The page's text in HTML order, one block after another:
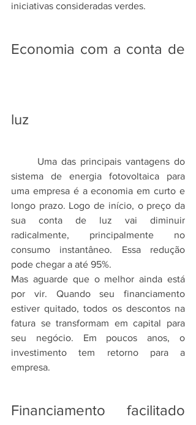
iniciativas consideradas verdes.
Economia com a conta de
luz
sistema de energia fotovoltaica para
uma empresa é a economia em curto e
longo prazo. Logo de início, o preço da
sua conta de luz vai diminuir
radicalmente, principalmente no
consumo instantâneo. Essa redução
pode chegar a até 95%.
Mas aguarde que o melhor ainda está
por vir. Quando seu financiamento
estiver quitado, todos os descontos na
fatura se transformam em capital para
seu negócio. Em poucos anos, o
investimento tem retorno para a
empresa.
Financiamento facilitado